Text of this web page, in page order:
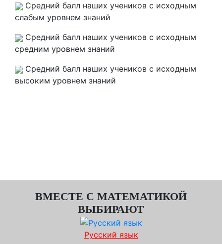
Средний балл наших учеников с исходным
слабым уровнем знаний
Средний балл наших учеников с исходным
средним уровнем знаний
Средний балл наших учеников с исходным
высоким уровнем знаний
ВМЕСТЕ С МАТЕМАТИКОЙ
ВЫБИРАЮТ
Русский язык